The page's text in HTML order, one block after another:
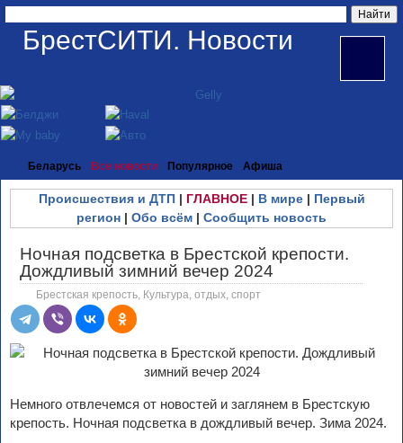
БрестСИТИ. Новости
Беларусь Все новости Популярное Афиша
Происшествия и ДТП| ГЛАВНОЕ| В мире| Первый
регион | Обо всём | Сообщить новость
Ночная подсветка в Брестской крепости.
Дождливый зимний вечер 2024
Брестская крепость Культура, отдых, спорт
Немного отвлечемся от новостей и заглянем в Брестскую
крепость. Ночная подсветка в дождливый вечер. Зима 2024.